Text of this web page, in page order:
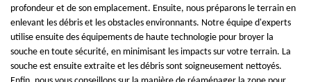
profondeur et de son emplacement. Ensuite, nous préparons le terrain en
enlevant les débris et les obstacles environnants. Notre équipe d'experts
utilise ensuite des équipements de haute technologie pour broyer la
souche en toute sécurité, en minimisant les impacts sur votre terrain. La
souche est ensuite extraite et les débris sont soigneusement nettoyés.